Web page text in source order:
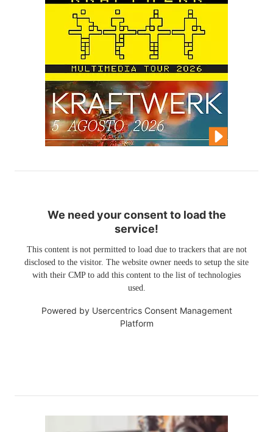
We need your consent to load the
service!
This content is not permitted to load due to trackers that are not
disclosed to the visitor. The website owner needs to setup the site
with their CMP to add this content to the list of technologies
used.
Powered by Usercentrics Consent Management
Platform